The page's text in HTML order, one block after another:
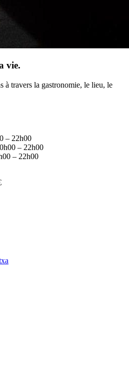
vie.
à travers la gastronomie, le lieu, le
– 22h00
– 22h00
– 22h00